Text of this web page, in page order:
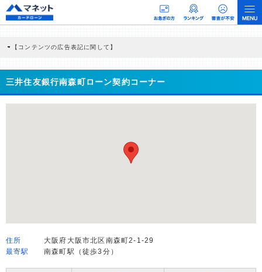
【コンテンツの広告表記に関して】
商品を根拠なくPRするものではなく、当編集部の調査／ユーザーへの口コミ収集な
どに基づき、公平性を担保した情報提供を行っています。
>提携企業一覧
三井住友銀行南森町ローン契約コーナー
住所
大阪府大阪市北区南森町2-1-29
最寄駅
南森町駅（徒歩3分）